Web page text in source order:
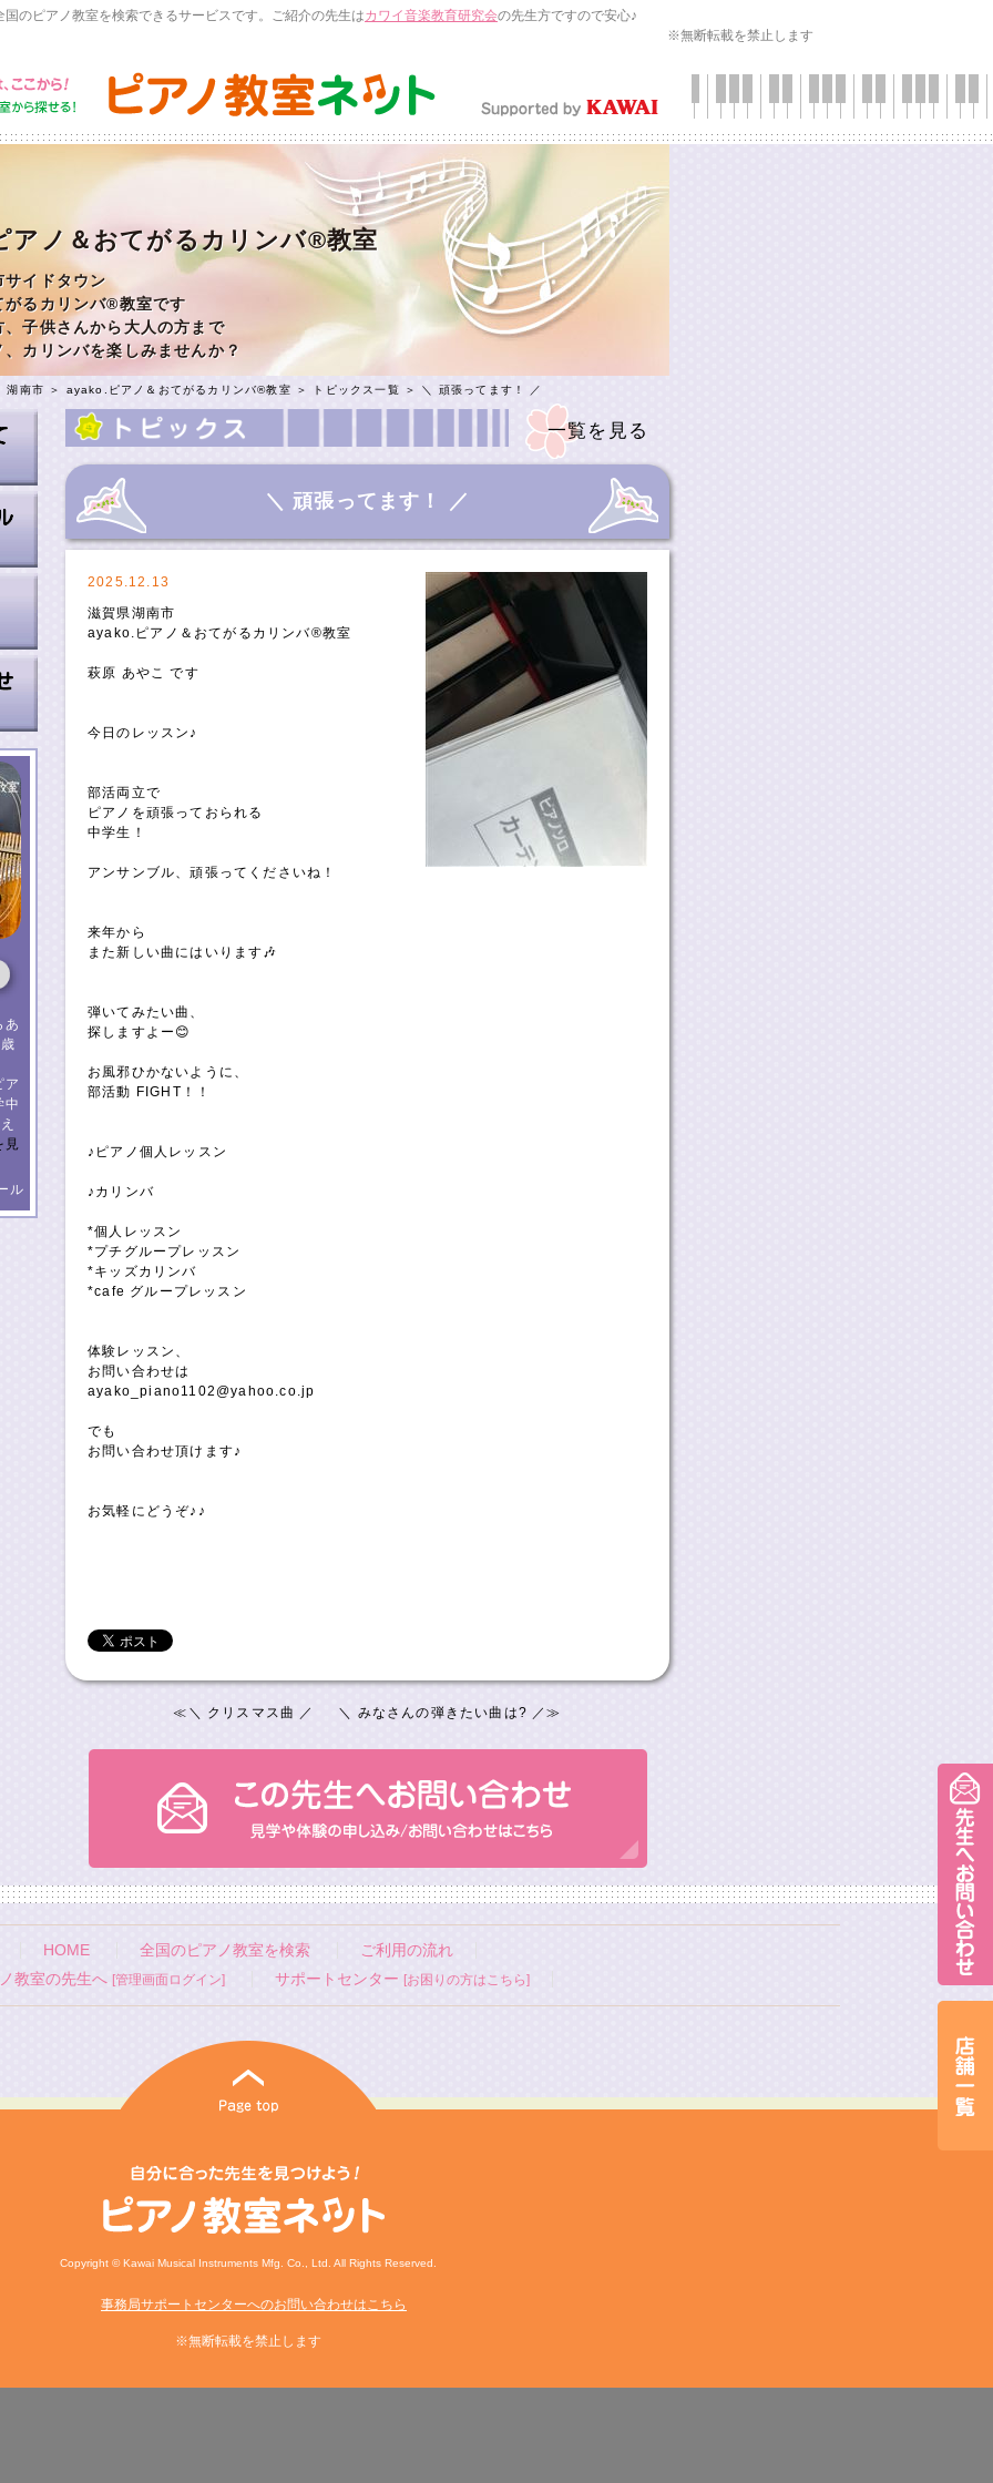
のピアノ教室を検索できるサービスです。ご紹介の先生はカワイ音楽教育研究会の先生方ですので安心♪
※無断転載を禁止します
アノ＆おてがるカリンバ®教室
サイドタウン
がるカリンバ®教室です
子供さんから大人の方まで
カリンバを楽しみませんか？
湖南市 ＞ ayako.ピアノ＆おてがるカリンバ®教室 ＞ トピックス一覧 ＞ ＼ 頑張ってます！ ／
あ
ア
中
見
ル
一覧を見る
＼ 頑張ってます！ ／
2025.12.13
滋賀県湖南市
ayako.ピアノ＆おてがるカリンバ®️教室
萩原 あやこ です
今日のレッスン♪
部活両立で
ピアノを頑張っておられる
中学生！
アンサンブル、頑張ってくださいね！
来年から
また新しい曲にはいります🎶
弾いてみたい曲、
探しますよー😊
お風邪ひかないように、
部活動 FIGHT！！
♪ピアノ個人レッスン
♪カリンバ
*個人レッスン
*プチグループレッスン
*キッズカリンバ
*cafe グループレッスン
体験レッスン、
お問い合わせは
ayako_piano1102@yahoo.co.jp
でも
お問い合わせ頂けます♪
お気軽にどうぞ♪♪
≪ ＼ クリスマス曲 ／ ＼ みなさんの弾きたい曲は? ／≫
HOME 全国のピアノ教室を検索
ご利用の流れ
教室の先生へ [管理画面ログイン] サポートセンター [お困りの方はこちら]
Copyright © Kawai Musical Instruments Mfg. Co., Ltd. All Rights Reserved.
事務局サポートセンターへのお問い合わせはこちら
※無断転載を禁止します